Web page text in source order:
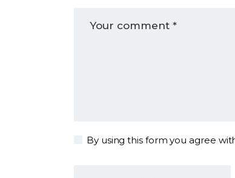
By using this form you agree